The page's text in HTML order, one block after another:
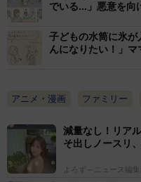
「はい先生！」と返答し
当てられる場面では、
くないです」と不思議
ットを終えた。
でいる...」悪意を向
子どもの水筒に氷が
んになりたい！」マ
アニメ・漫画 ファミリー
減量なし！リア
そ出しノースリ
よろず～ニュース編集